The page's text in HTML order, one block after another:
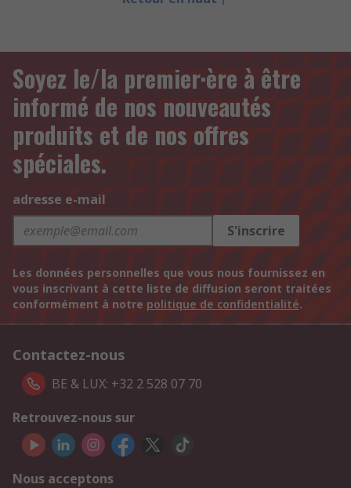
Soyez le/la premier·ère à être
informé de nos nouveautés
produits et de nos offres
spéciales.
adresse e-mail
S'inscrire
Les données personnelles que vous nous fournissez en
vous inscrivant à cette liste de diffusion seront traitées
conformément à notre politique de confidentialité.
Contactez-nous
BE & LUX: +32 2 528 07 70
Retrouvez-nous sur
Nous acceptons